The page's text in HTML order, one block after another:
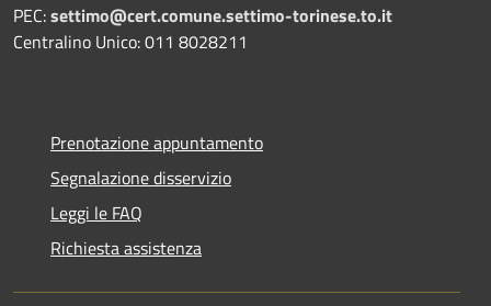
PEC:settimo@cert.comune.settimo-torinese.to.it
Centralino Unico: 011 8028211
Prenotazione appuntamento
Segnalazione disservizio
Leggi le FAQ
Richiesta assistenza